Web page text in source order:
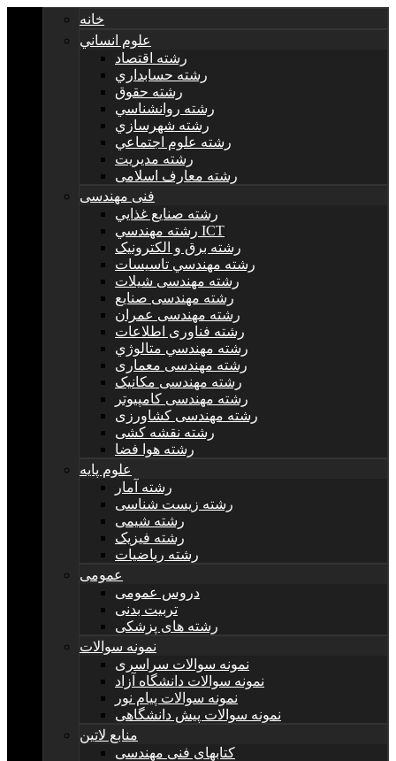
خانه
علوم انساني
رشته اقتصاد
رشته حسابداري
رشته حقوق
رشته روانشناسي
رشته شهرسازي
رشته علوم اجتماعي
رشته مديريت
رشته معارف اسلامی
فنی مهندسی
رشته صنايع غذايي
رشته مهندسي ICT
رشته برق و الکترونيک
رشته مهندسي تاسيسات
رشته مهندسی شیلات
رشته مهندسی صنایع
رشته مهندسی عمران
رشته فناوری اطلاعات
رشته مهندسي متالوژي
رشته مهندسی معماری
رشته مهندسی مکانیک
رشته مهندسی کامپیوتر
رشته مهندسی کشاورزی
رشته نقشه کشی
رشته هوا فضا
علوم پایه
رشته آمار
رشته زیست شناسی
رشته شیمی
رشته فیزیک
رشته ریاضیات
عمومی
دروس عمومی
تربیت بدنی
رشته های پزشکی
نمونه سوالات
نمونه سوالات سراسری
نمونه سوالات دانشگاه آزاد
نمونه سوالات پیام نور
نمونه سوالات پیش دانشگاهی
منابع لاتین
کتابهای فنی مهندسی